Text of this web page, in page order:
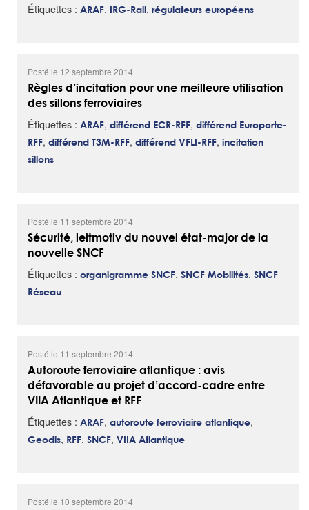
Étiquettes : ARAF, IRG-Rail , régulateurs européens
Posté le 12 septembre 2014
Règles d’incitation pour une meilleure utilisation
des sillons ferroviaires
Étiquettes : ARAF, différend ECR-RFF, différend Europorte-
RFF, différend T3M-RFF, différend VFLI-RFF, incitation
sillons
Posté le 11 septembre 2014
Sécurité, leitmotiv du nouvel état-major de la
nouvelle SNCF
Étiquettes : organigramme SNCF, SNCF Mobilités, SNCF
Réseau
Posté le 11 septembre 2014
Autoroute ferroviaire atlantique : avis
défavorable au projet d’accord-cadre entre
VIIA Atlantique et RFF
Étiquettes : ARAF, autoroute ferroviaire atlantique,
Geodis, RFF, SNCF, VIIA Atlantique
Posté le 10 septembre 2014